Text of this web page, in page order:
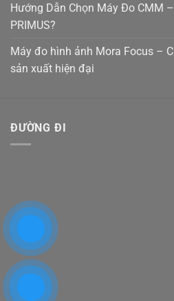
Hướng Dẫn Chọn Máy Đo CMM
PRIMUS?
Máy đo hình ảnh Mora Focus –
sản xuất hiện đại
ĐƯỜNG ĐI